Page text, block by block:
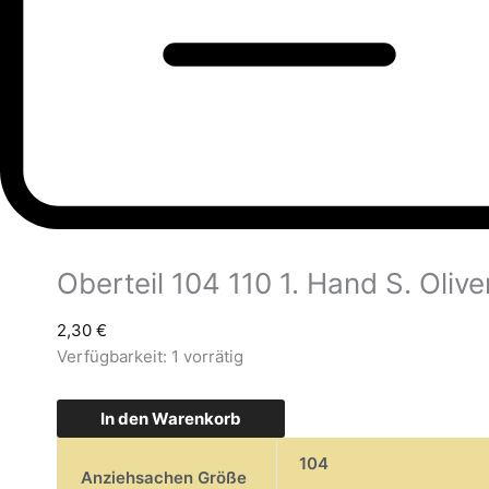
Oberteil 104 110 1. Hand S.
2,30 €
Verfügbarkeit: 1 vorrätig
In den Warenkorb
Anziehsachen Größe
104